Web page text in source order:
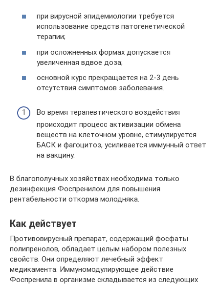
при вирусной эпидемиологии требуется
использование средств патогенетической
терапии;
при осложненных формах допускается
увеличенная вдвое доза;
основной курс прекращается на 2-3 день
отсутствия симптомов заболевания.
Во время терапевтического воздействия
происходит процесс активизации обмена
веществ на клеточном уровне, стимулируется
БАСК и фагоцитоз, усиливается иммунный ответ
на вакцину.
В благополучных хозяйствах необходима только
дезинфекция Фоспренилом для повышения
рентабельности откорма молодняка.
Как действует
Противовирусный препарат, содержащий фосфаты
полипренолов, обладает целым набором полезных
свойств. Они определяют лечебный эффект
медикамента. Иммуномодулирующее действие
Фоспренила в организме складывается из следующих